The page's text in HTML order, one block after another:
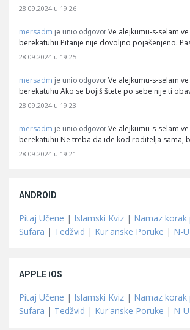
28.09.2024 u 19:26
mersadm je unio odgovor Ve alejkumu-s-selam
berekatuhu Pitanje nije dovoljno pojašenjeno.
28.09.2024 u 19:25
mersadm je unio odgovor Ve alejkumu-s-selam
berekatuhu Ako se bojiš štete po sebe nije ti
28.09.2024 u 19:23
mersadm je unio odgovor Ve alejkumu-s-selam
berekatuhu Ne treba da ide kod roditelja sama,
28.09.2024 u 19:21
ANDROID
Pitaj Učene | Islamski Kviz | Namaz korak
Sufara | Tedžvid | Kur'anske Poruke | N-
APPLE iOS
Pitaj Učene | Islamski Kviz | Namaz korak
Sufara | Tedžvid | Kur'anske Poruke | N-